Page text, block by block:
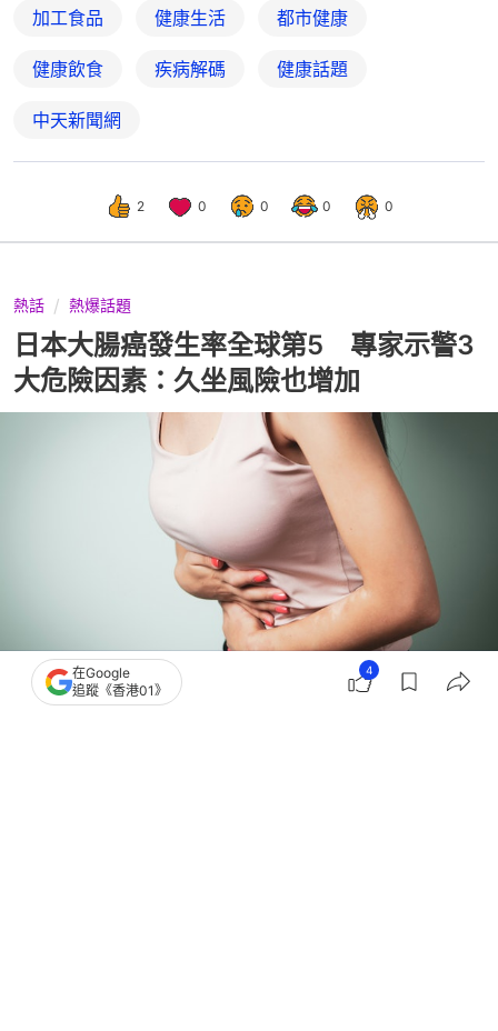
加工食品 健康生活 都市健康
健康飲食 疾病解碼 健康話題
中天新聞網
2 0 0 0 0
熱話 熱爆話題
日本大腸癌發生率全球第5 專家示警3
大危險因素：久坐風險也增加
撰文：中天新聞網
在Google
追蹤《香港01》
4